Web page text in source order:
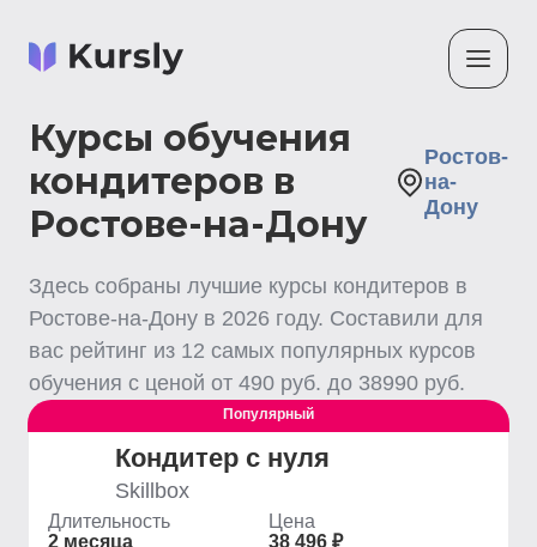
Курсы обучения
кондитеров в
Ростове-на-Дону
Ростов-
на-
Дону
Здесь собраны лучшие курсы кондитеров в
Ростове-на-Дону в 2026 году. Составили для
вас рейтинг из 12 самых популярных курсов
обучения с ценой от 490 руб. до 38990 руб.
Популярный
Кондитер с нуля
Skillbox
Длительность
2 месяца
Цена
38 496 ₽